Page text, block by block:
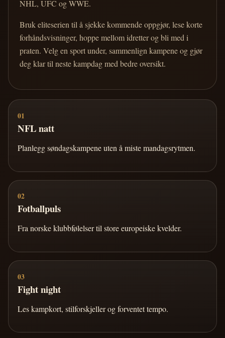
NHL, UFC og WWE.
Bruk eliteserien til å sjekke kommende oppgjør, lese korte
forhåndsvisninger, hoppe mellom idretter og bli med i
praten. Velg en sport under, sammenlign kampene og gjør
deg klar til neste kampdag med bedre oversikt.
01
NFL natt
Planlegg søndagskampene uten å miste mandagsrytmen.
02
Fotballpuls
Fra norske klubbfølelser til store europeiske kvelder.
03
Fight night
Les kampkort, stilforskjeller og forventet tempo.